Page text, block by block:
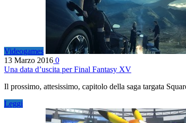
Videogames
13 Marzo 2016 0
Una data d’uscita per Final Fantasy XV
Il prossimo, attesissimo, capitolo della saga targata
Leggi